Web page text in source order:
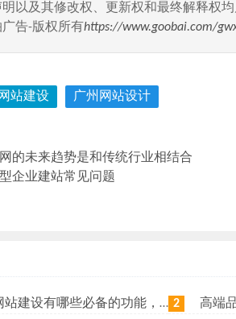
以及其修改权、更新权和最终解释权
广告-版权所有https://www.goobai.com/
网站建设 广州网站设计
的未来趋势是和传统行业相结合
企业建站常见问题
哪些必备的功能，我特意整理了一下，共享给各位 2 高端品牌